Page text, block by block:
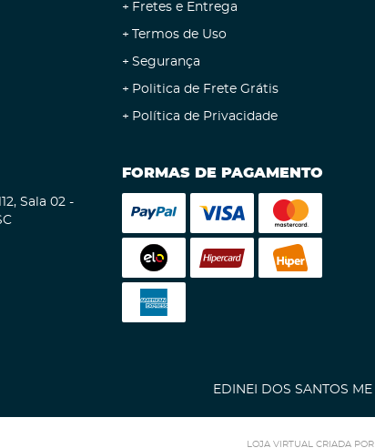
Fretes e Entrega
Termos de Uso
Segurança
Politica de Frete Grátis
Política de Privacidade
Sala 02 -
FORMAS DE PAGAMENTO
EDINEI DOS SANTOS ME
LOJA VIRTUAL CRIADA POR